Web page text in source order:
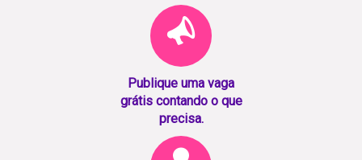
Publique uma vaga
grátis contando o que
precisa.